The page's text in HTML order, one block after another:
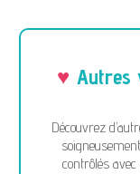
Autres
Découvrez
contrôlés